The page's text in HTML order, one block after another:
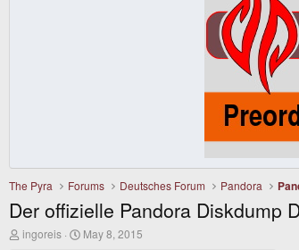
The Pyra Forums Deutsches Forum Pandora
Der offizielle Pandora Diskdump
T
ingoreis
S
May 8, 2015